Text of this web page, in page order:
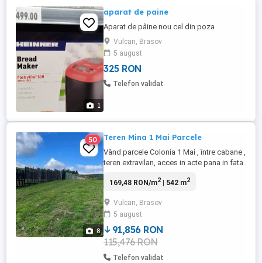
1
aparat de paine
Aparat de pâine nou cel din poza
Vulcan, Brasov
5 august
325 RON
Telefon validat
8
50 Teren Mina 1 Mai Parcele
Vând parcele Colonia 1 Mai , între cabane ,
teren extravilan, acces in acte pana in fata
accesibil in orice perioada . Proprietar,
pe maxim 6 luni de zile ! Zona superba ,
De vis , vedere la toți munții ! Parcele ...
169,48 RON/m2| 542 m2
Vulcan, Brasov
5 august
91,856 RON
115,476 RON
Telefon validat